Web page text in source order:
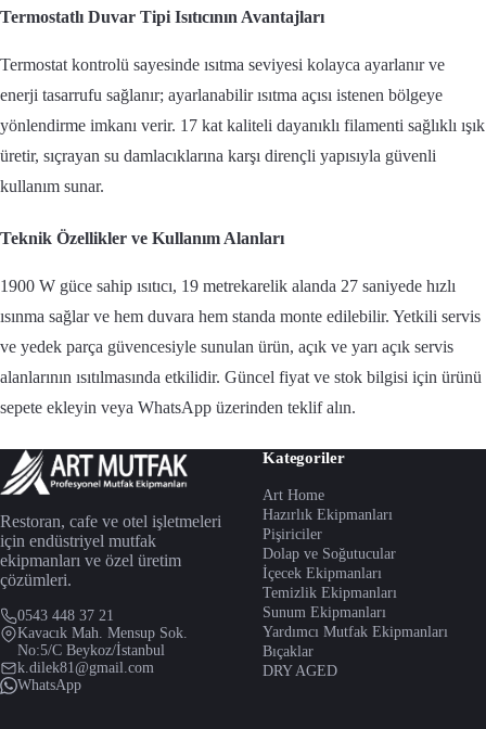
Termostatlı Duvar Tipi Isıtıcının Avantajları
Termostat kontrolü sayesinde ısıtma seviyesi kolayca ayarlanır ve
enerji tasarrufu sağlanır; ayarlanabilir ısıtma açısı istenen bölgeye
yönlendirme imkanı verir. 17 kat kaliteli dayanıklı filamenti sağlıklı ışık
üretir, sıçrayan su damlacıklarına karşı dirençli yapısıyla güvenli
kullanım sunar.
Teknik Özellikler ve Kullanım Alanları
1900 W güce sahip ısıtıcı, 19 metrekarelik alanda 27 saniyede hızlı
ısınma sağlar ve hem duvara hem standa monte edilebilir. Yetkili servis
ve yedek parça güvencesiyle sunulan ürün, açık ve yarı açık servis
alanlarının ısıtılmasında etkilidir. Güncel fiyat ve stok bilgisi için ürünü
sepete ekleyin veya WhatsApp üzerinden teklif alın.
Restoran, cafe ve otel işletmeleri
için endüstriyel mutfak
ekipmanları ve özel üretim
çözümleri.
0543 448 37 21
Kavacık Mah. Mensup Sok.
No:5/C Beykoz/İstanbul
k.dilek81@gmail.com
WhatsApp
Kategoriler
Art Home
Hazırlık Ekipmanları
Pişiriciler
Dolap ve Soğutucular
İçecek Ekipmanları
Temizlik Ekipmanları
Sunum Ekipmanları
Yardımcı Mutfak Ekipmanları
Bıçaklar
DRY AGED